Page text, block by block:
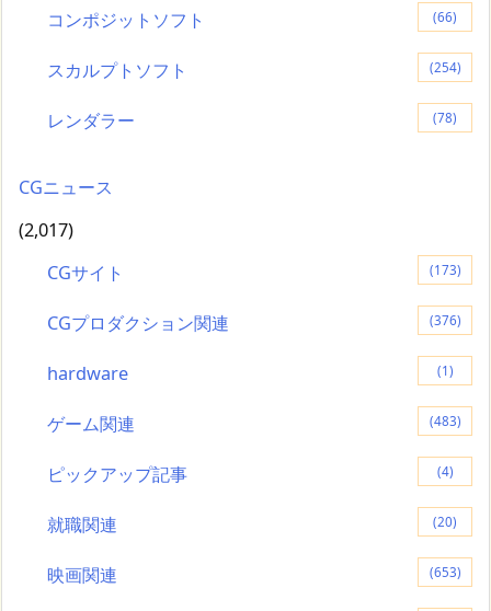
コンポジットソフト (66)
スカルプトソフト (254)
レンダラー (78)
CGニュース
(2,017)
CGサイト
(173)
CGプロダクション関連 (376)
hardware (1)
ゲーム関連 (483)
ピックアップ記事 (4)
就職関連 (20)
映画関連 (653)